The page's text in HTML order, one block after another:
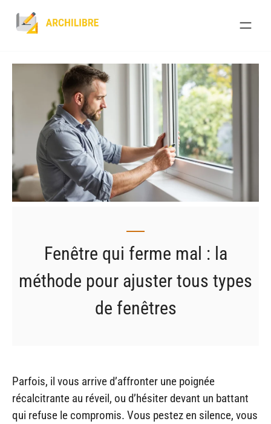
Fenêtre qui ferme mal : la
méthode pour ajuster tous types
de fenêtres
Parfois, il vous arrive d’affronter une poignée
récalcitrante au réveil, ou d’hésiter devant un battant
qui refuse le compromis. Vous pestez en silence, vous